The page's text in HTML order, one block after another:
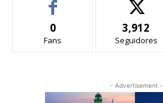
0
Fans
3,912
Seguidores
- Advertisement -